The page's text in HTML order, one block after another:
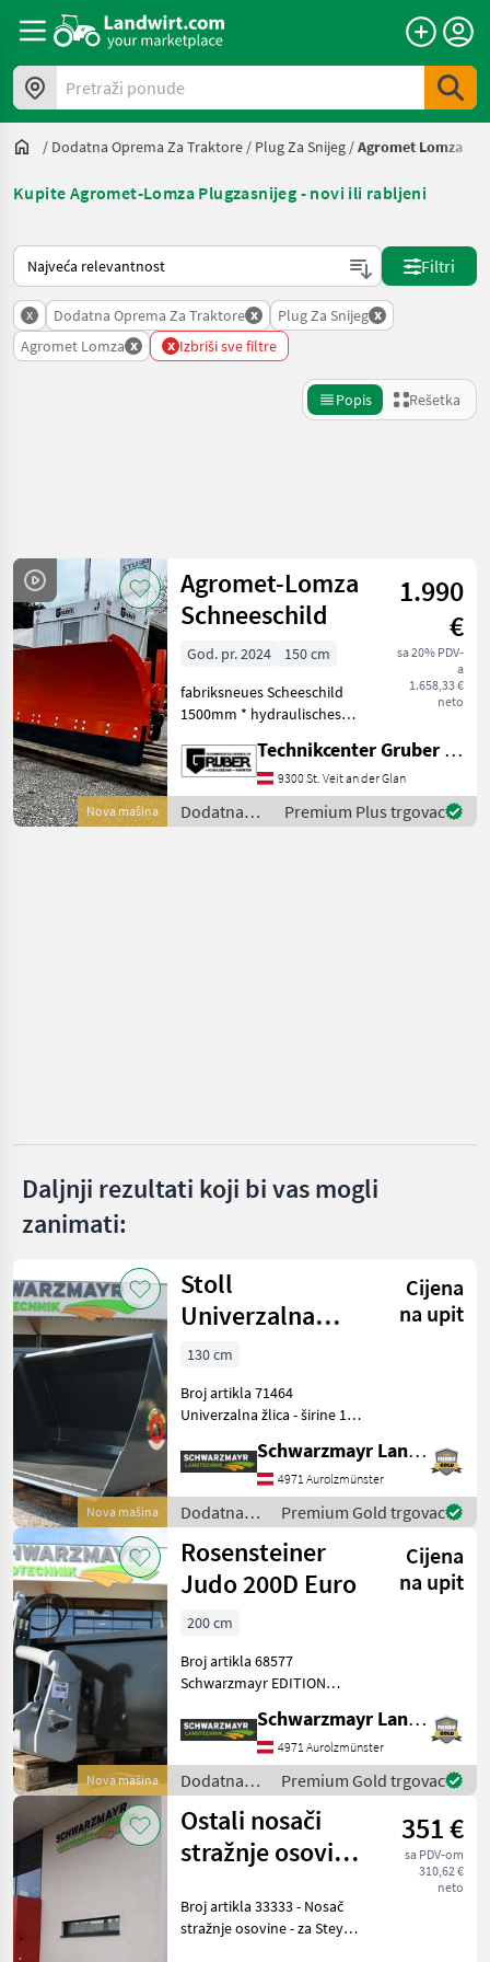
Pretraži ponude
/ Dodatna Oprema Za Traktore / Plug Za Snijeg /Agromet Lomza
Kupite Agromet-Lomza Plugzasnijeg - novi ili rabljeni
Tako se sortira na Landwirt.com
Filtri
x Dodatna Oprema Za Traktore x Plug Za Snijeg x
Agromet Lomza x x Izbriši sve filtre
Popis Rešetka
Kategorija 4 Država Filtri
Poljoprivredna
tehnika
Dodatna
Oprema
Za
Traktore
Samasz
Wintec
Prikaži
sve
(37)
Marketplace
Ponude
trgovaca
Mali
Prikaži 1
rezultata
Nova mašina
Agromet-Lomza
Schneeschild
1.990
€
sa 20% PDV-
a
1.658,33 €
neto
God. pr. 2024
150 cm
fabriksneues Scheeschild
1500mm * hydraulisches
Aufnahme, Radlader und
Frontlader * 2
Zylindersystem *
höheneinstellbare
Technikcenter Gruber GmbH
9300 St. Veit an der Glan
Dodatna
oprema za
Premium Plus trgovac
Daljnji rezultati koji bi vas mogli
zanimati:
Nova mašina
Stoll
Univerzalna
lopata 1,30 m
Cijena
na upit
130 cm
Broj artikla 71464
Univerzalna žlica - širine 1, 3
spojem - s HARDOX
oštricom 110x16 mm -
konusnog oblika - s
glačanom površinom od 0,
44
Schwarzmayr Landtechnik GmbH - Aurolzmünster
4971 Aurolzmünster
Dodatna
oprema za
traktore /
Stoll
Premium Gold trgovac
Nova mašina
Rosensteiner
Judo 200D Euro
Cijena
na upit
200 cm
Broj artikla 68577
Schwarzmayr EDITION
vezom - s okruglim cijevima
i trotočkovnom vezom KAT
2 - s dodatnom EURO
vezom - s utovarnom
platfor
Schwarzmayr Landtechnik GmbH - Aurolzmünster
4971 Aurolzmünster
Dodatna
oprema za
traktore /
Rosensteiner
Premium Gold trgovac
Ostali nosači
stražnje osovine
Kompakt 495
351 €
sa PDV-om
310,62 €
neto
Broj artikla 33333 - Nosač
stražnje osovine - za Steyr